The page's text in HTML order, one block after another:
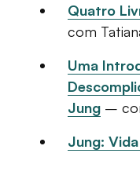
Quatro
com
Uma
Jung –
Jung: